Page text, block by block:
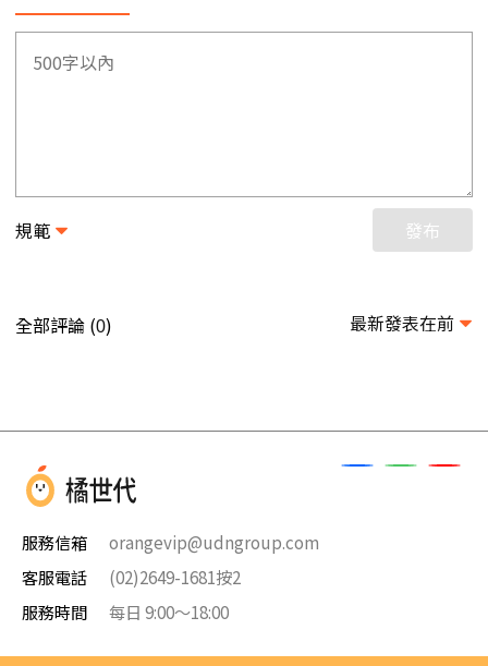
規範 發布
全部評論 (0) 最新發表在前
服務信箱
orangevip@udngroup.com
客服電話
(02)2649-1681按2
服務時間
每日 9:00～18:00